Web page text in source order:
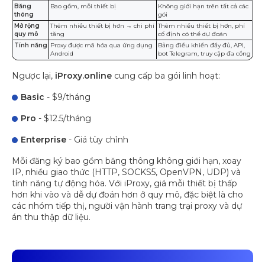
Băng
thông
Bao gồm, mỗi thiết bị
Không giới hạn trên tất cả các
gói
Mở rộng
quy mô
Thêm nhiều thiết bị hơn → chi phí
tăng
Thêm nhiều thiết bị hơn, phí
cố định có thể dự đoán
Tính năng Proxy được mã hóa qua ứng dụng
Android
Bảng điều khiển đầy đủ, API,
bot Telegram, truy cập đa cổng
Ngược lại, iProxy.online cung cấp ba gói linh hoạt:
Basic - $9/tháng
Pro - $12.5/tháng
Enterprise - Giá tùy chỉnh
Mỗi đăng ký bao gồm băng thông không giới hạn, xoay
IP, nhiều giao thức (HTTP, SOCKS5, OpenVPN, UDP) và
tính năng tự động hóa. Với iProxy, giá mỗi thiết bị thấp
hơn khi vào và dễ dự đoán hơn ở quy mô, đặc biệt là cho
các nhóm tiếp thị, người vận hành trang trại proxy và dự
án thu thập dữ liệu.